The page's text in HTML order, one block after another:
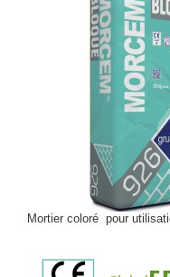
Mortier coloré pour